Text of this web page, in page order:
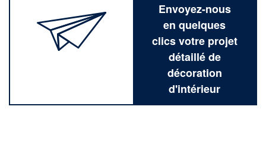
Envoyez-nous
en quelques
clics votre projet
détaillé de
décoration
d'intérieur